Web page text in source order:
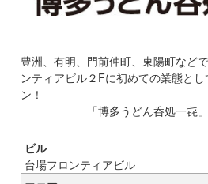
豊洲、有明、門前仲町、東陽町など
ンティアビル２Fに初めての業態と
ン！
「博多うどん呑処一㐂」ぜ
ビル
台場フロンティアビル